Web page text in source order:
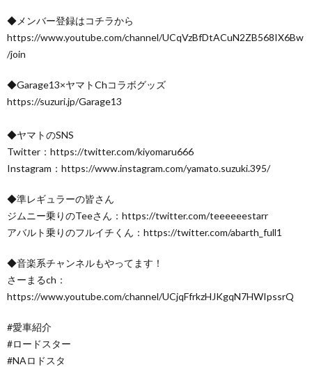
◆メンバー登録はコチラから
https://www.youtube.com/channel/UCqVzBfDtACuN2ZB568IX6Bw
/join
◆Garage13×ヤマトChコラボグッズ
https://suzuri.jp/Garage13
◆ヤマトのSNS
Twitter：https://twitter.com/kiyomaru666
Instagram：https://www.instagram.com/yamato.suzuki.395/
◆準レギュラーの皆さん
ジムニー乗りのTeeさん：https://twitter.com/teeeeeestarr
アバルト乗りのフルイチくん：https://twitter.com/abarth_full1
◆音楽系チャンネルもやってます！
さーまるch：
https://www.youtube.com/channel/UCjqFfrkzHJKgqN7HWIpssrQ
#愛車紹介
#ロードスター
#NAロドスタ